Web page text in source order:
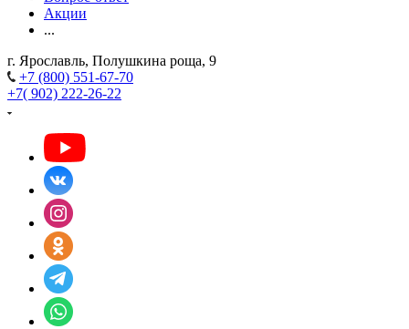
Акции
...
г. Ярославль, Полушкина роща, 9
+7 (800) 551-67-70
+7( 902) 222-26-22